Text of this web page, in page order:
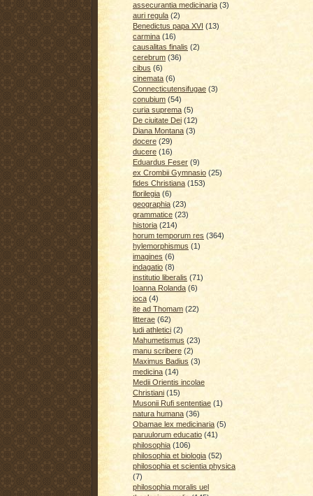
assecurantia medicinaria (3)
auri regula (2)
Benedictus papa XVI (13)
carmina (16)
causalitas finalis (2)
cerebrum (36)
cibus (6)
cinemata (6)
Connecticutensifugae (3)
conubium (54)
curia suprema (5)
De ciuitate Dei (12)
Diana Montana (3)
docere (29)
ducere (16)
Eduardus Feser (9)
ex Crombii Gymnasio (25)
fides Christiana (153)
florilegia (6)
geographia (23)
grammatice (23)
historia (214)
horum temporum res (364)
hylemorphismus (1)
imagines (6)
indagatio (8)
institutio liberalis (71)
Ioanna Rolanda (6)
ioca (4)
ite ad Thomam (22)
litterae (62)
ludi athletici (2)
Mahumetismus (23)
manu scribere (2)
Maximus Badius (3)
medicina (14)
Medii Orientis incolae
Christiani (15)
Musonii Rufi sententiae (1)
natura humana (36)
Obamae lex medicinaria (5)
paruulorum educatio (41)
philosophia (106)
philosophia et biologia (52)
philosophia et scientia physica
(7)
philosophia moralis uel